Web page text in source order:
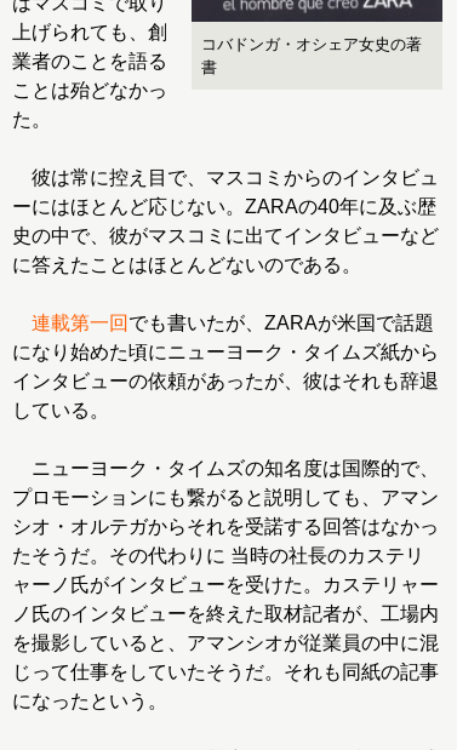
コバドンガ・オシェア女史の著
書
上げられても、創
業者のことを語る
ことは殆どなかっ
た。
彼は常に控え目で、マスコミからのインタビュ
ーにはほとんど応じない。ZARAの40年に及ぶ歴
史の中で、彼がマスコミに出てインタビューなど
に答えたことはほとんどないのである。
連載第一回 でも書いたが、ZARAが米国で話題
になり始めた頃にニューヨーク・タイムズ紙から
インタビューの依頼があったが、彼はそれも辞退
している。
ニューヨーク・タイムズの知名度は国際的で、
プロモーションにも繋がると説明しても、アマン
シオ・オルテガからそれを受諾する回答はなかっ
たそうだ。その代わりに 当時の社長のカステリ
ャーノ氏がインタビューを受けた。カステリャー
ノ氏のインタビューを終えた取材記者が、工場内
を撮影していると、アマンシオが従業員の中に混
じって仕事をしていたそうだ。それも同紙の記事
になったという。